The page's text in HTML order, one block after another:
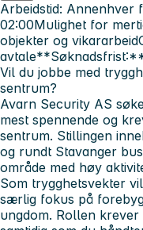
Arbeidstid: Annenhver
02:00Mulighet for
objekter og vikararbeid
Vil du jobbe med
sentrum?
Avarn Security AS
mest spennende og
sentrum. Stillingen
og rundt Stavanger
område med høy
Som trygghetsvekter
særlig fokus på
ungdom. Rollen